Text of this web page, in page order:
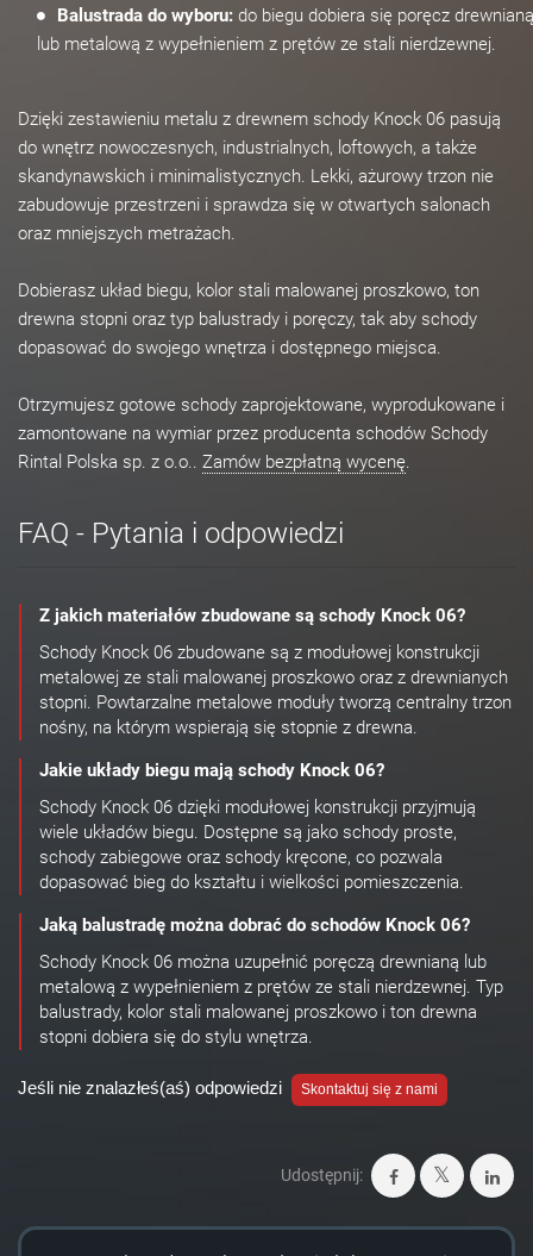
Balustrada do wyboru: do biegu dobiera się poręcz drewnianą
lub metalową z wypełnieniem z prętów ze stali nierdzewnej.
Dzięki zestawieniu metalu z drewnem schody Knock 06 pasują
do wnętrz nowoczesnych, industrialnych, loftowych, a także
skandynawskich i minimalistycznych. Lekki, ażurowy trzon nie
zabudowuje przestrzeni i sprawdza się w otwartych salonach
oraz mniejszych metrażach.
Dobierasz układ biegu, kolor stali malowanej proszkowo, ton
drewna stopni oraz typ balustrady i poręczy, tak aby schody
dopasować do swojego wnętrza i dostępnego miejsca.
Otrzymujesz gotowe schody zaprojektowane, wyprodukowane i
zamontowane na wymiar przez producenta schodów Schody
Rintal Polska sp. z o.o.. Zamów bezpłatną wycenę.
FAQ - Pytania i odpowiedzi
Z jakich materiałów zbudowane są schody Knock 06?
Schody Knock 06 zbudowane są z modułowej konstrukcji
metalowej ze stali malowanej proszkowo oraz z drewnianych
stopni. Powtarzalne metalowe moduły tworzą centralny trzon
nośny, na którym wspierają się stopnie z drewna.
Jakie układy biegu mają schody Knock 06?
Schody Knock 06 dzięki modułowej konstrukcji przyjmują
wiele układów biegu. Dostępne są jako schody proste,
schody zabiegowe oraz schody kręcone, co pozwala
dopasować bieg do kształtu i wielkości pomieszczenia.
Jaką balustradę można dobrać do schodów Knock 06?
Schody Knock 06 można uzupełnić poręczą drewnianą lub
metalową z wypełnieniem z prętów ze stali nierdzewnej. Typ
balustrady, kolor stali malowanej proszkowo i ton drewna
stopni dobiera się do stylu wnętrza.
Jeśli nie znalazłeś(aś) odpowiedzi Skontaktuj się z nami
Udostępnij: